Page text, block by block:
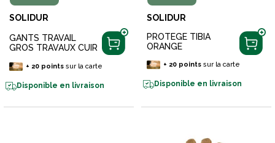
SOLIDUR
GANTS TRAVAIL
GROS TRAVAUX CUIR
+ 20pointssur la carte
Disponible en livraison
SOLIDUR
PROTEGE TIBIA
ORANGE
+ 20pointssur la carte
Disponible en livraison